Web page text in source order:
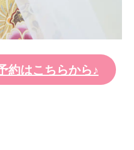
約はこちらから♪